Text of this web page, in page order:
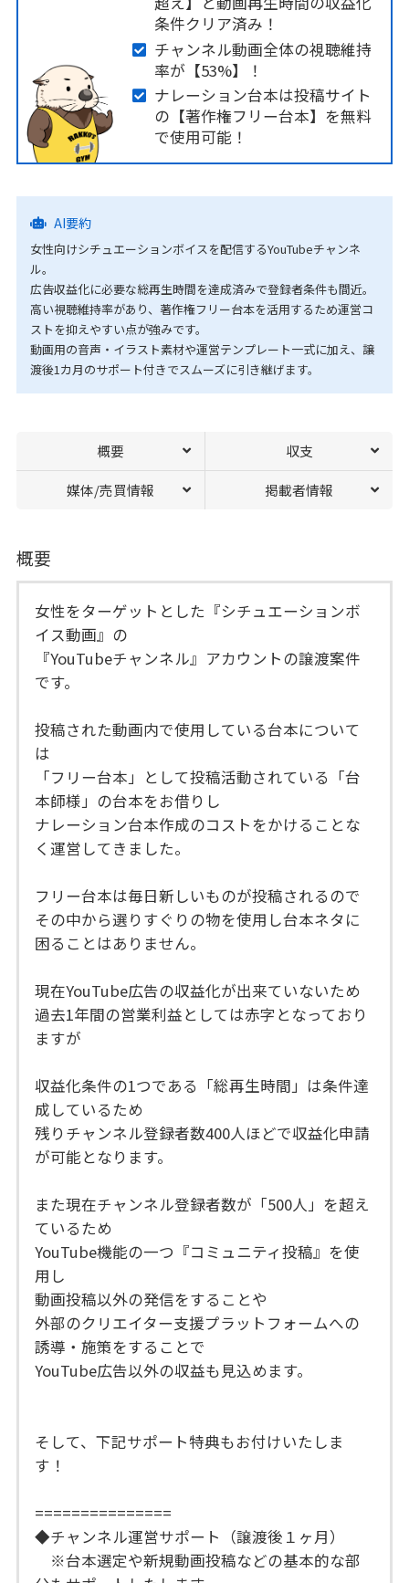
条件クリア済み！
チャンネル動画全体の視聴維持
率が【53%】！
ナレーション台本は投稿サイト
の【著作権フリー台本】を無料
で使用可能！
AI要約
女性向けシチュエーションボイスを配信するYouTubeチャンネ
ル。
広告収益化に必要な総再生時間を達成済みで登録者条件も間近。
高い視聴維持率があり、著作権フリー台本を活用するため運営コ
ストを抑えやすい点が強みです。
動画用の音声・イラスト素材や運営テンプレート一式に加え、譲
渡後1カ月のサポート付きでスムーズに引き継げます。
概要 収支
媒体/売買情報 掲載者情報
概要
女性をターゲットとした『シチュエーションボ
イス動画』の
『YouTubeチャンネル』アカウントの譲渡案件
です。
投稿された動画内で使用している台本について
は
「フリー台本」として投稿活動されている「台
本師様」の台本をお借りし
ナレーション台本作成のコストをかけることな
く運営してきました。
フリー台本は毎日新しいものが投稿されるので
その中から選りすぐりの物を使用し台本ネタに
困ることはありません。
現在YouTube広告の収益化が出来ていないため
過去1年間の営業利益としては赤字となっており
ますが
収益化条件の1つである「総再生時間」は条件達
成しているため
残りチャンネル登録者数400人ほどで収益化申請
が可能となります。
また現在チャンネル登録者数が「500人」を超え
ているため
YouTube機能の一つ『コミュニティ投稿』を使
用し
動画投稿以外の発信をすることや
外部のクリエイター支援プラットフォームへの
誘導・施策をすることで
YouTube広告以外の収益も見込めます。
そして、下記サポート特典もお付けいたしま
す！
===============
◆チャンネル運営サポート（譲渡後１ヶ月）
※台本選定や新規動画投稿などの基本的な部